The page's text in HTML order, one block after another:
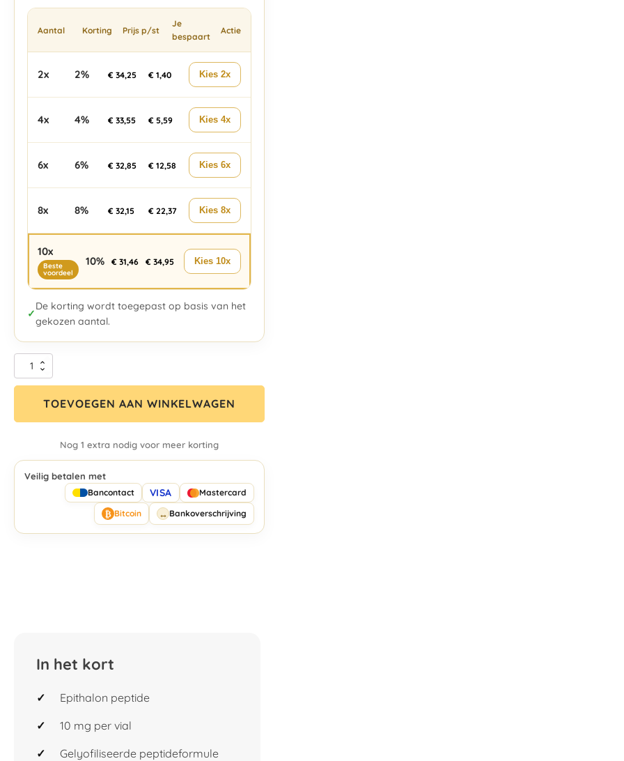
Aantal Korting Prijs p/st
Je
bespaart
Actie
2x 2% € 34,25 € 1,40 Kies 2x
4x 4% € 33,55 € 5,59 Kies 4x
6x 6% € 32,85 € 12,58 Kies 6x
8x 8% € 32,15 € 22,37 Kies 8x
10x
Beste
voordeel
10% € 31,46 € 34,95 Kies 10x
✓
De korting wordt toegepast op basis van het
gekozen aantal.
TOEVOEGEN AAN WINKELWAGEN
Nog 1 extra nodig voor meer korting
Veilig betalen met
Bancontact VISA Mastercard
₿ Bitcoin ↔ Bankoverschrijving
In het kort
Epithalon peptide
10 mg per vial
Gelyofiliseerde peptideformule